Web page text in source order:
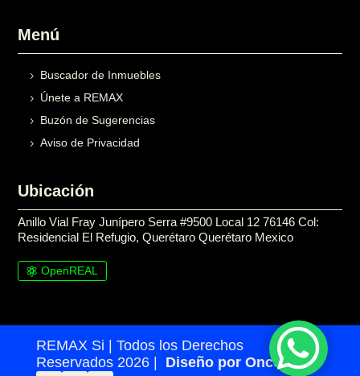
Menú
Buscador de Inmuebles
Únete a REMAX
Buzón de Sugerencias
Aviso de Privacidad
Ubicación
Anillo Vial Fray Junípero Serra #9500 Local 12 76146 Col:
Residencial El Refugio, Querétaro Querétaro Mexico
OpenREAL
REMAX Si | Todos los Derechos
Reservados 2026 | Diseño por Once24